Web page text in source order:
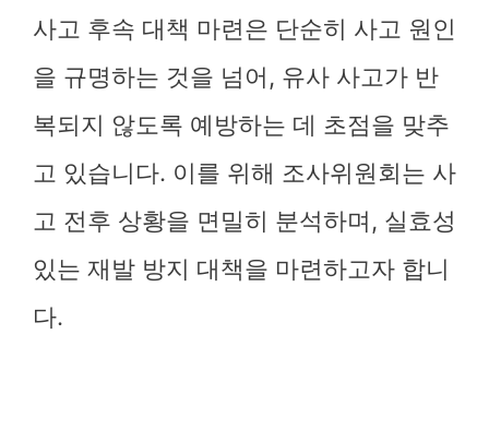
사고 후속 대책 마련은 단순히 사고 원인
을 규명하는 것을 넘어, 유사 사고가 반
복되지 않도록 예방하는 데 초점을 맞추
고 있습니다. 이를 위해 조사위원회는 사
고 전후 상황을 면밀히 분석하며, 실효성
있는 재발 방지 대책을 마련하고자 합니
다.